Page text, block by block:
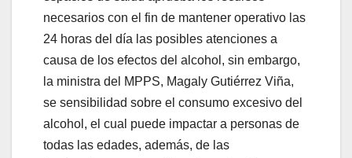
necesarios con el fin de mantener operativo las
24 horas del día las posibles atenciones a
causa de los efectos del alcohol, sin embargo,
la ministra del MPPS, Magaly Gutiérrez Viña,
se sensibilidad sobre el consumo excesivo del
alcohol, el cual puede impactar a personas de
todas las edades, además, de las